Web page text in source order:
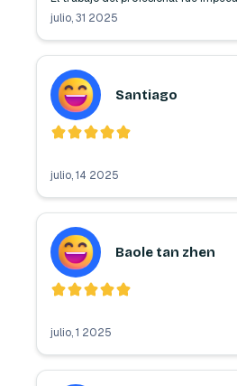
julio, 31 2025
Santiago
julio, 14 2025
Baole tan zhen
julio, 1 2025